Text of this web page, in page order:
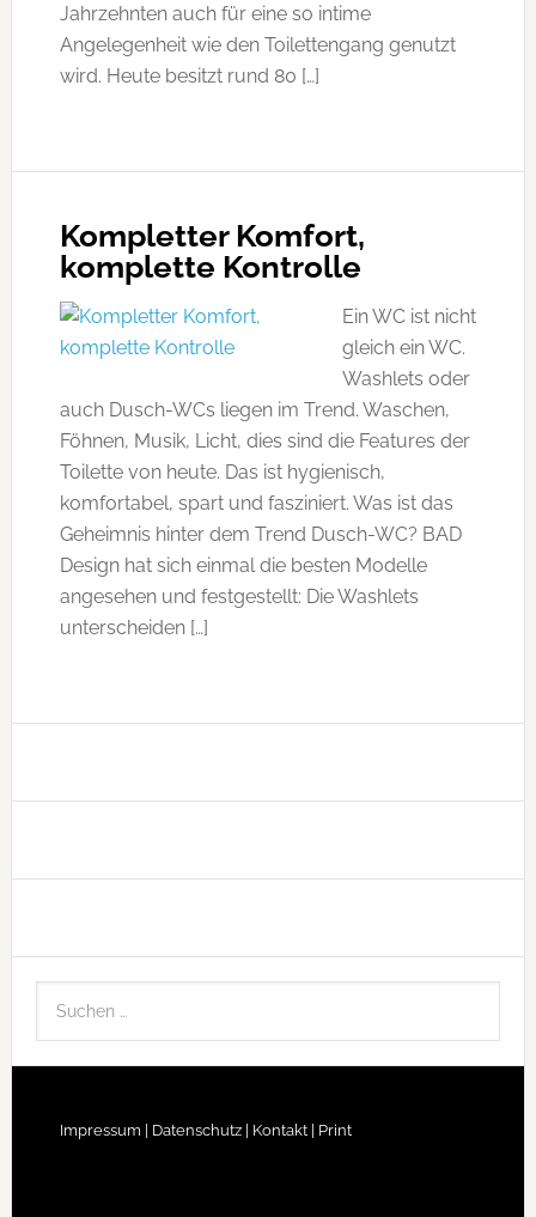
Jahrzehnten auch für eine so intime
Angelegenheit wie den Toilettengang genutzt
wird. Heute besitzt rund 80 […]
Kompletter Komfort,
komplette Kontrolle
Ein WC ist nicht
gleich ein WC.
Washlets oder
auch Dusch-WCs liegen im Trend. Waschen,
Föhnen, Musik, Licht, dies sind die Features der
Toilette von heute. Das ist hygienisch,
komfortabel, spart und fasziniert. Was ist das
Geheimnis hinter dem Trend Dusch-WC? BAD
Design hat sich einmal die besten Modelle
angesehen und festgestellt: Die Washlets
unterscheiden […]
Impressum | Datenschutz | Kontakt | Print